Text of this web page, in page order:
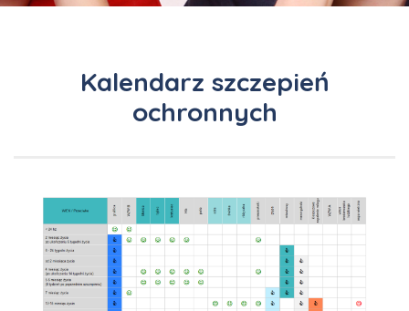
Kalendarz szczepień
ochronnych